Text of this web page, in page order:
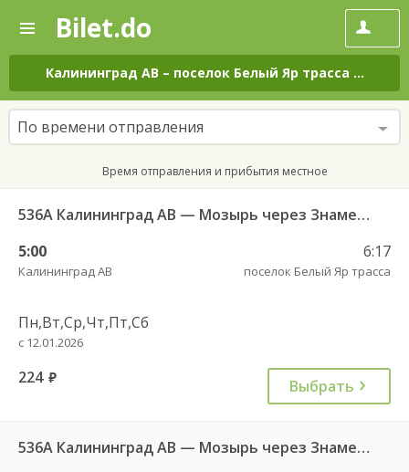
—
Поиск
и
покупка
билетов
на
автобус
онлайн
Bilet.do
Калининград АВ – поселок Белый Яр трасса на все
По времени отправления
Время отправления и прибытия местное
536А Калининград АВ — Мозырь через Знаменск
5:00
Калининград АВ
6:17
поселок Белый Яр трасса
Пн,Вт,Ср,Чт,Пт,Сб
с 12.01.2026
224 руб. Выбрать
536А Калининград АВ — Мозырь через Знаменск